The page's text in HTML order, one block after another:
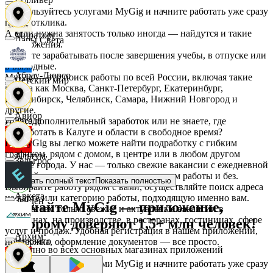
Дары Света
Детский мир
Звезда
Зельгрос
Зенден
Инканто
Мираторг
Абрау-Дюрсо
Авиор
Альтум
Аркета
Архим
Воспользуйтесь услугами MyGig и начните работать уже сразу
после отклика.
А если нужна занятость только иногда — найдутся и такие
предложения.
Начните зарабатывать после завершения учебы, в отпуске или
в выходные.
MyGig — это поиск работы по всей России, включая такие
города как Москва, Санкт-Петербург, Екатеринбург,
Новосибирск, Челябинск, Самара, Нижний Новгород и
другие.
Ищете дополнительный заработок или не знаете, где
подработать в Калуге и области в свободное время?
На MyGig вы легко можете найти подработку с гибким
графиком, рядом с домом, в центре или в любом другом
районе города. У нас — только свежие вакансии с ежедневной
оплатой для мужчин и женщин, с опытом работы и без.
Выбирайте работу рядом с вами, осуществляйте поиск адреса
на карте или категорию работы, подходящую именно вам.
Предлагаем только свежие и актуальные вакансии в
магазинах, на производстве, в ресторанах, гостиницах, сфере
услуг и продаж. Удобная регистрация в нашем приложении,
поддержка, оформление документов — все просто.
Воспользуйтесь услугами MyGig и начните работать уже сразу
Показать полный текстПоказать полностью
Скачайте MyGig — приложение,
которому доверяют 1,5+ млн человек!
Доступно во всех основных магазинах приложений